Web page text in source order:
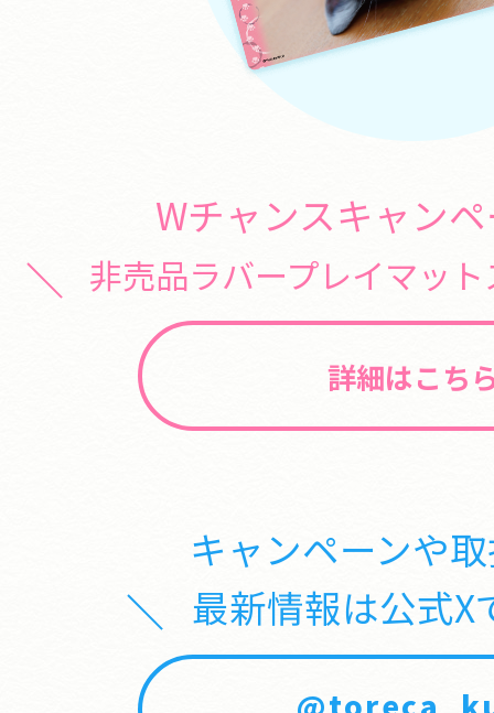
Wチャンスキャン
非売品ラバープレイマッ
詳細はこち
キャンペーンや
最新情報は公式X